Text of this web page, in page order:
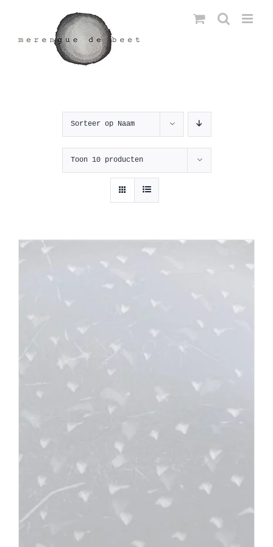
inhoud
Sorteer op Naam
Toon 10 producten